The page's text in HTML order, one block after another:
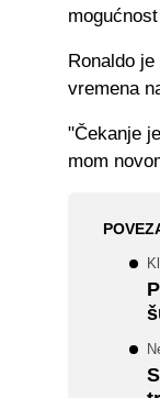
Ronaldo
vremena
"Čekanje
mom